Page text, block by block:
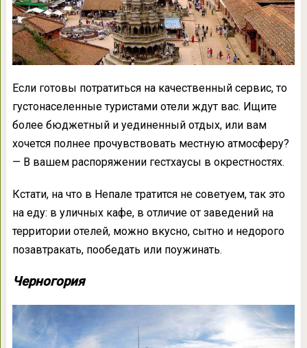
Если готовы потратиться на качественный сервис, то
густонаселенные туристами отели ждут вас. Ищите
более бюджетный и уединенный отдых, или вам
хочется полнее прочувствовать местную атмосферу?
— В вашем распоряжении гестхаусы в окрестностях.
Кстати, на что в Непале тратится не советуем, так это
на еду: в уличных кафе, в отличие от заведений на
территории отелей, можно вкусно, сытно и недорого
позавтракать, пообедать или поужинать.
Черногория